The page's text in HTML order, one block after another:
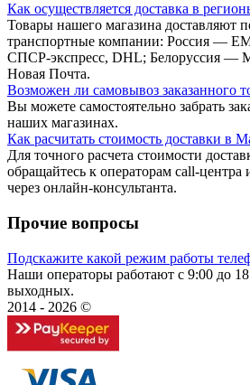
Как осуществляется доставка в
Товары нашего магазина доставляют
транспортные компании: Россия —
СПСР-экспресс, DHL; Белоруссия —
Новая Почта.
Возможен ли самовывоз заказанного
Вы можете самостоятельно забрать
наших магазинах.
Как расчитать стоимость доставки в
Для точного расчета стоимости
обращайтесь к операторам call-центра
через онлайн-консультанта.
Прочие вопросы
Подскажите какой режим работы
Наши операторы работают с 9:00 до
выходных.
2014 - 2026 ©